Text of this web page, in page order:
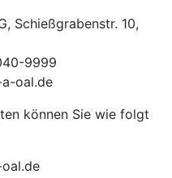
Schießgrabenstr. 10,
9999
oal.de
können Sie wie folgt